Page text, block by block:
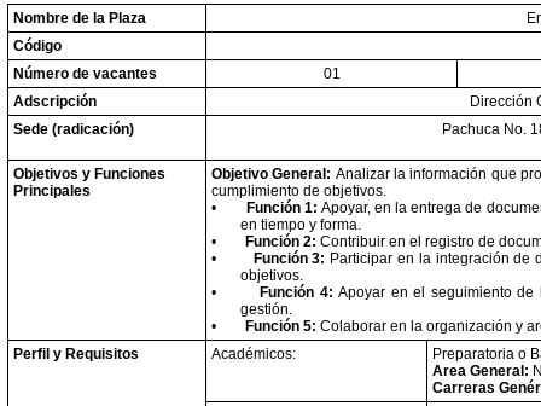
Nombre de la Plaza
Código
Número de vacantes
01
Adscripción
Dirección
Sede (radicación)
Pachuca No.
Objetivos y Funciones
Principales
Objetivo General: Analizar la información que
cumplimiento de objetivos.
•
Función 1:Apoyar, en la entrega de
en tiempo y forma.
•
Función 2: Contribuir en el registro de
•
Función 3: Participar en la integración de
objetivos.
•
Función 4: Apoyar en el seguimiento
gestión.
•
Función 5: Colaborar en la organización y
Perfil y Requisitos
Académicos:
Preparatoria o
Area General:
Carreras